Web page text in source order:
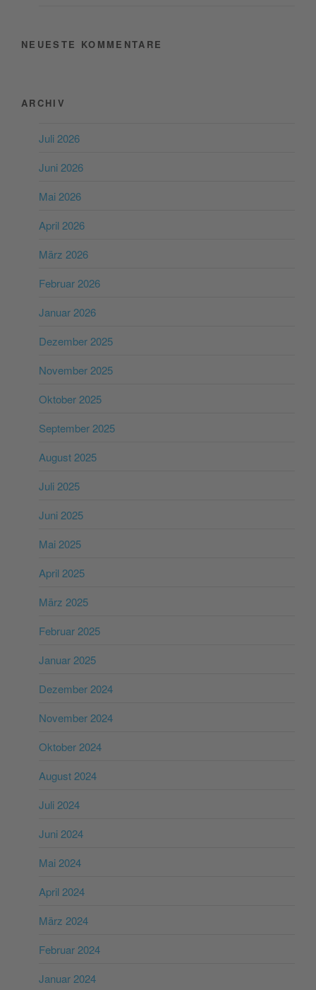
NEUESTE KOMMENTARE
ARCHIV
Juli 2026
Juni 2026
Mai 2026
April 2026
März 2026
Februar 2026
Januar 2026
Dezember 2025
November 2025
Oktober 2025
September 2025
August 2025
Juli 2025
Juni 2025
Mai 2025
April 2025
März 2025
Februar 2025
Januar 2025
Dezember 2024
November 2024
Oktober 2024
August 2024
Juli 2024
Juni 2024
Mai 2024
April 2024
März 2024
Februar 2024
Januar 2024